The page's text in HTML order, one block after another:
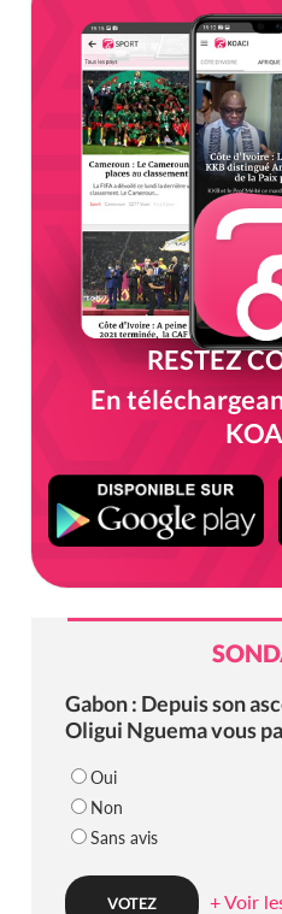
RESTEZ
En
Gabon : Depuis son
Oligui Nguema vous
Oui
Non
Sans avis
+ Voir